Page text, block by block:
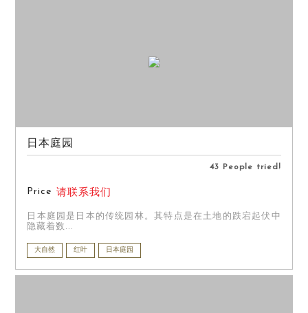
日本庭园
43 People tried!
Price 请联系我们
日本庭园是日本的传统园林。其特点是在土地的跌宕起伏中
隐藏着数...
大自然 红叶 日本庭园